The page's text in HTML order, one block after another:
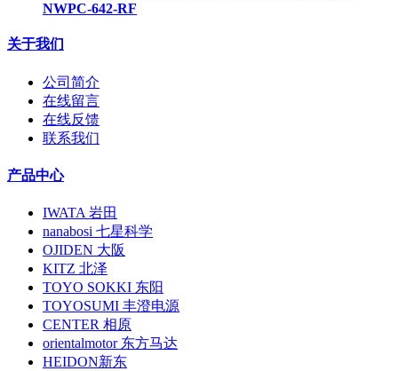
NWPC-642-RF
关于我们
公司简介
在线留言
在线反馈
联系我们
产品中心
IWATA 岩田
nanabosi 七星科学
OJIDEN 大阪
KITZ 北泽
TOYO SOKKI 东阳
TOYOSUMI 丰澄电源
CENTER 相原
orientalmotor 东方马达
HEIDON新东